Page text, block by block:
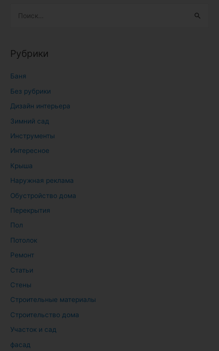
т
:
Рубрики
Баня
Без рубрики
Дизайн интерьера
Зимний сад
Инструменты
Интересное
Крыша
Наружная реклама
Обустройство дома
Перекрытия
Пол
Потолок
Ремонт
Статьи
Стены
Строительные материалы
Строительство дома
Участок и сад
фасад